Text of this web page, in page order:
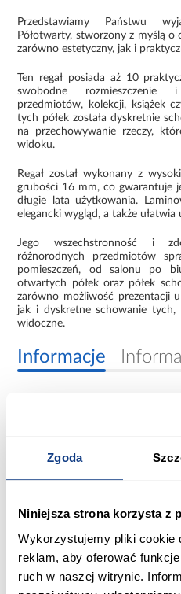
Zgoda
Niniejsza strona korzysta z
Wykorzystujemy pliki cookie
reklam, aby oferować
ruch w naszej witrynie.
Przedstawiamy Państwu
Półotwarty, stworzony z myślą o
zarówno estetyczny, jak i
Ten regał posiada aż 10
swobodne rozmieszczenie
przedmiotów, kolekcji, książek
tych półek została dyskretnie
na przechowywanie rzeczy,
widoku.
Regał został wykonany z
grubości 16 mm, co gwarantuje
długie lata użytkowania.
elegancki wygląd, a także
Jego wszechstronność i
różnorodnych przedmiotów
pomieszczeń, od salonu po
otwartych półek oraz półek
zarówno możliwość prezentacji
jak i dyskretne schowanie tych,
widoczne.
Informacje
Głębokość [cm]:
30.00
Wysokość [cm]:
Kolor:
antracyt/dąb artisan